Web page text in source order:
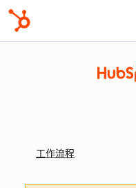
工作流程